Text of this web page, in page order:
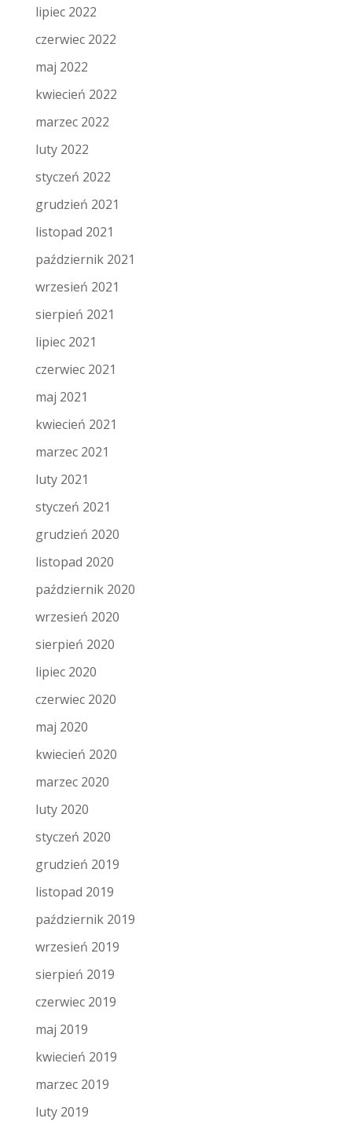
lipiec 2022
czerwiec 2022
maj 2022
kwiecień 2022
marzec 2022
luty 2022
styczeń 2022
grudzień 2021
listopad 2021
październik 2021
wrzesień 2021
sierpień 2021
lipiec 2021
czerwiec 2021
maj 2021
kwiecień 2021
marzec 2021
luty 2021
styczeń 2021
grudzień 2020
listopad 2020
październik 2020
wrzesień 2020
sierpień 2020
lipiec 2020
czerwiec 2020
maj 2020
kwiecień 2020
marzec 2020
luty 2020
styczeń 2020
grudzień 2019
listopad 2019
październik 2019
wrzesień 2019
sierpień 2019
czerwiec 2019
maj 2019
kwiecień 2019
marzec 2019
luty 2019